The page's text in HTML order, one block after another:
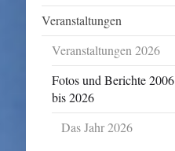
Veranstaltungen
Veranstaltungen 2026
Fotos und Berichte 2006
bis 2026
Das Jahr 2026